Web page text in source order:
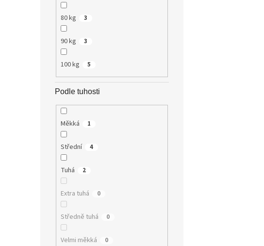
80 kg 3
90 kg 3
100 kg 5
Podle tuhosti
Měkká 1
Střední 4
Tuhá 2
Extra tuhá 0
Středně tuhá 0
Velmi měkká 0